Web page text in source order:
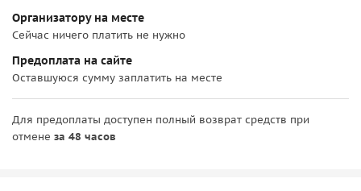
Организатору на месте
Сейчас ничего платить не нужно
Предоплата на сайте
Оставшуюся сумму заплатить на месте
Для предоплаты доступен полный возврат средств при
отмене за 48 часов